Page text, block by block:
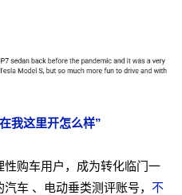
我这里开怎么样”
购车用户，成为转化临门一
车 、电动垂类测评账号， 不